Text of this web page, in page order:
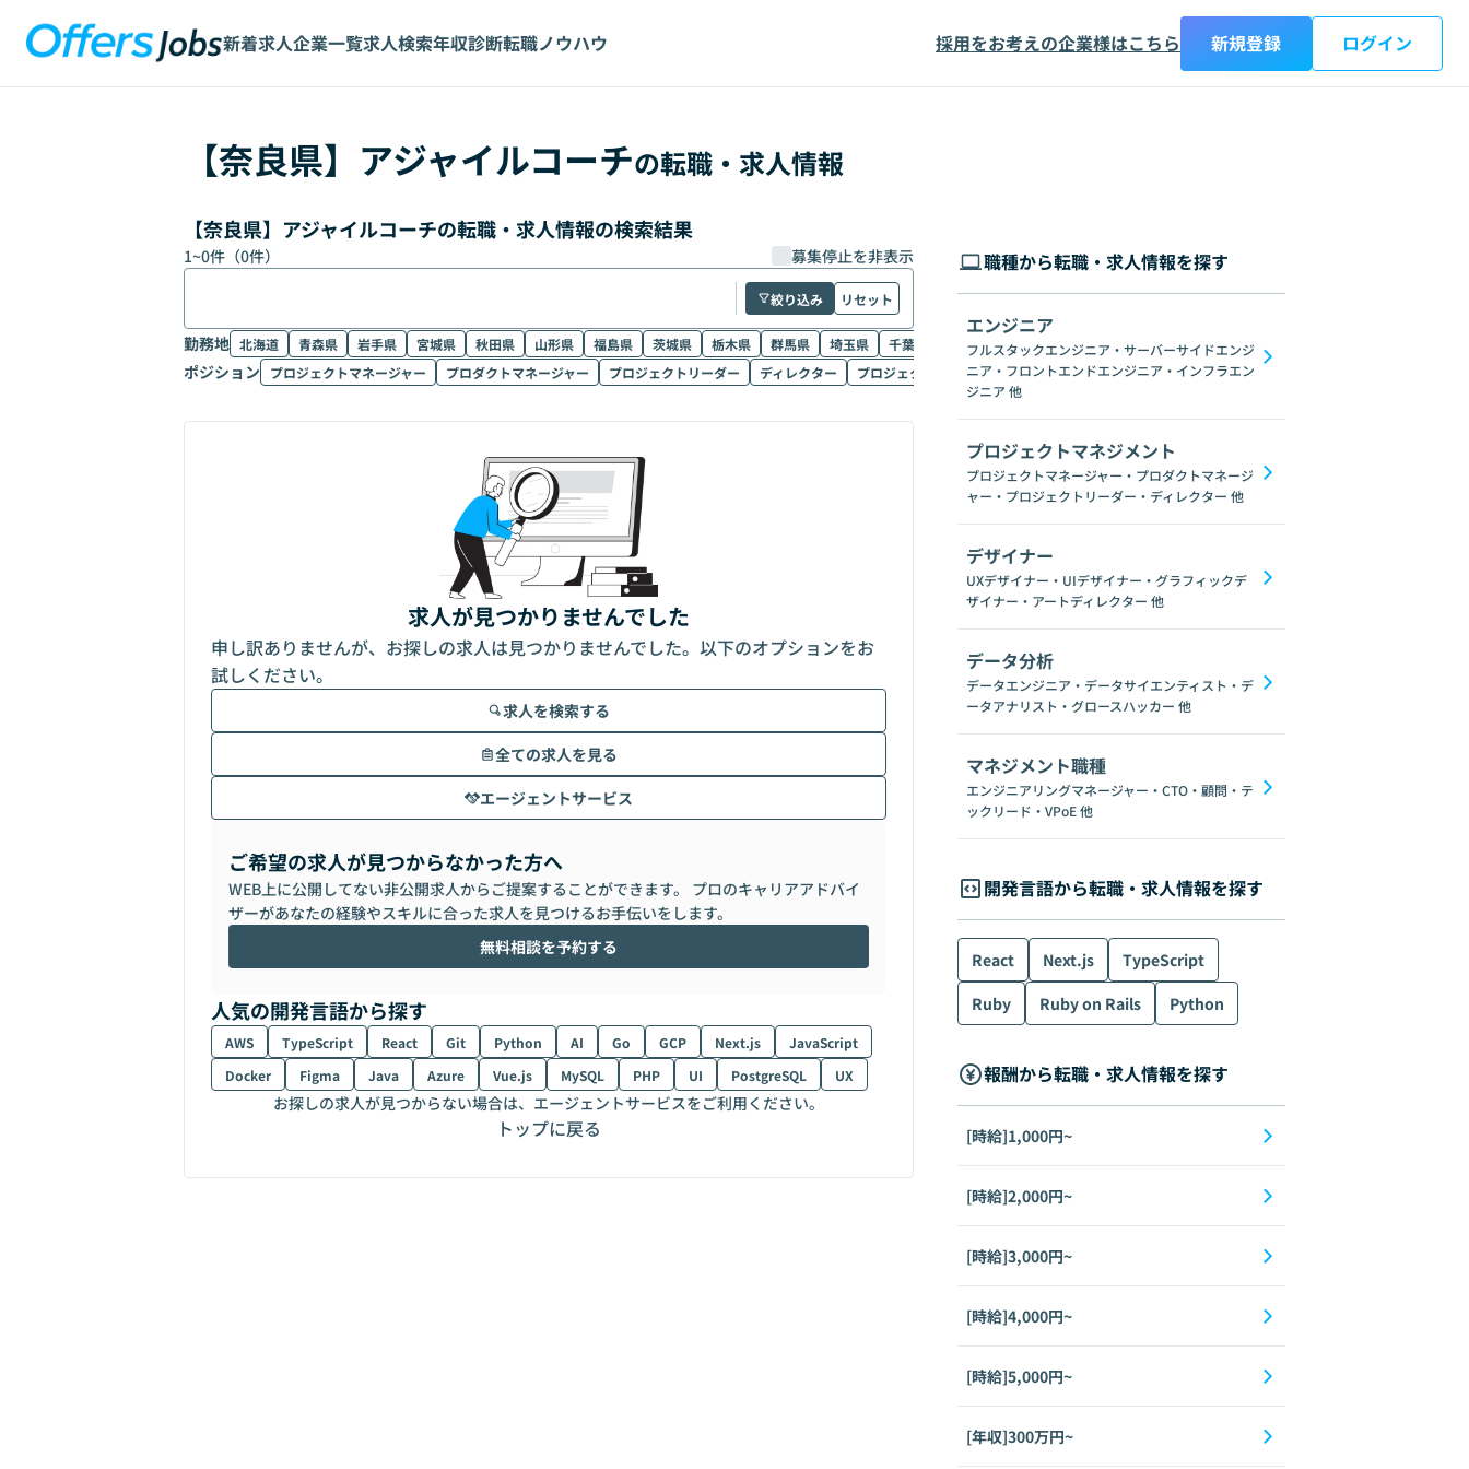
新着求人企業一覧求人検索年収診断転職ノウハウ 採用をお考えの企業様はこちら 新規登録 ログイン
【奈良県】 アジャイルコーチの転職・求人情報
【奈良県】アジャイルコーチの転職・求人情報の検索結果
1~0件（0件） 募集停止を非表示
絞り込み リセット
勤務地 北海道 青森県 岩手県 宮城県 秋田県 山形県 福島県 茨城県 栃木県 群馬県 埼玉県 千葉県 東京都 神奈川県 新潟県 富山県 石川県
ポジション プロジェクトマネージャー プロダクトマネージャー プロジェクトリーダー ディレクター プロジェクトマネジメントオフィス テクニカルプロジェクトマネージャー
求人が見つかりませんでした
申し訳ありませんが、お探しの求人は見つかりませんでした。以下のオプションをお
試しください。
求人を検索する
全ての求人を見る
エージェントサービス
ご希望の求人が見つからなかった方へ
WEB上に公開してない非公開求人からご提案することができます。 プロのキャリアアドバイ
ザーがあなたの経験やスキルに合った求人を見つけるお手伝いをします。
無料相談を予約する
人気の開発言語から探す
AWS TypeScript React Git Python AI Go GCP Next.js
JavaScript
Docker
Figma Java Azure Vue.js MySQL PHP UI PostgreSQL UX
お探しの求人が見つからない場合は、エージェントサービスをご利用ください。
トップに戻る
職種から転職・求人情報を探す
エンジニア
フルスタックエンジニア・サーバーサイドエンジ
ニア・フロントエンドエンジニア・インフラエン
ジニア 他
プロジェクトマネジメント
プロジェクトマネージャー・プロダクトマネージ
ャー・プロジェクトリーダー・ディレクター 他
デザイナー
UXデザイナー・UIデザイナー・グラフィックデ
ザイナー・アートディレクター 他
データ分析
データエンジニア・データサイエンティスト・デ
ータアナリスト・グロースハッカー 他
マネジメント職種
エンジニアリングマネージャー・CTO・顧問・テ
ックリード・VPoE他
開発言語から転職・求人情報を探す
React Next.js
TypeScript
Ruby
Ruby on Rails Python
報酬から転職・求人情報を探す
[時給]1,000円~
[時給]2,000円~
[時給]3,000円~
[時給]4,000円~
[時給]5,000円~
[年収]300万円~